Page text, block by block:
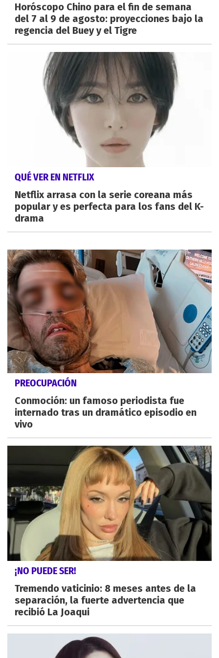
Horóscopo Chino para el fin de semana
del 7 al 9 de agosto: proyecciones bajo la
regencia del Buey y el Tigre
QUÉ VER EN NETFLIX
Netflix arrasa con la serie coreana más
popular y es perfecta para los fans del K-
drama
PREOCUPACIÓN
Conmoción: un famoso periodista fue
internado tras un dramático episodio en
vivo
¡NO PUEDE SER!
Tremendo vaticinio: 8 meses antes de la
separación, la fuerte advertencia que
recibió La Joaqui